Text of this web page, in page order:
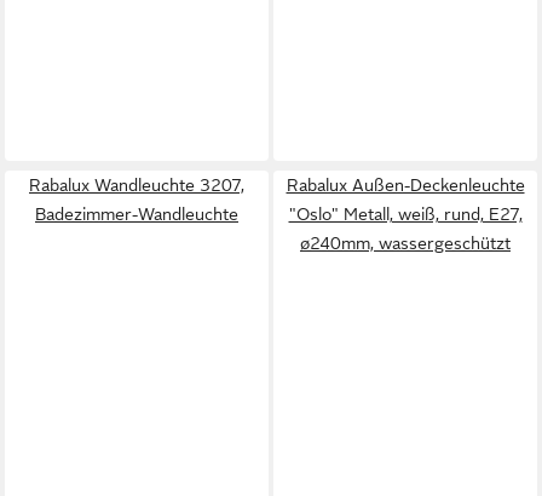
Rabalux Wandleuchte 3207,
Badezimmer-Wandleuchte
Rabalux Außen-Deckenleuchte
"Oslo" Metall, weiß, rund, E27,
ø240mm, wassergeschützt